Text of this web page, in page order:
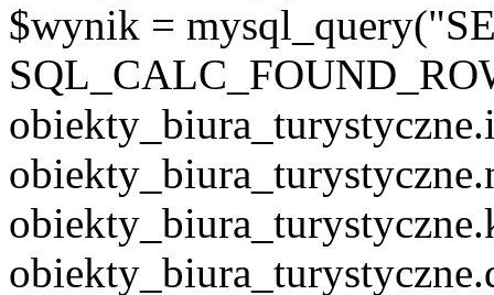
$wynik =